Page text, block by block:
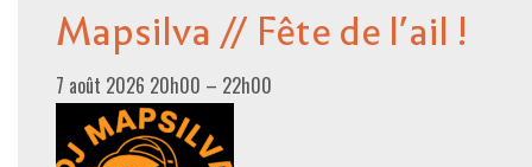
LE PROGRAMME
DÉTAIL DES ÉVÉNEMENTS
LA SAISON CULTURELLE
Mapsilva // Fête de l’ail !
7 août 2026 20h00 – 22h00